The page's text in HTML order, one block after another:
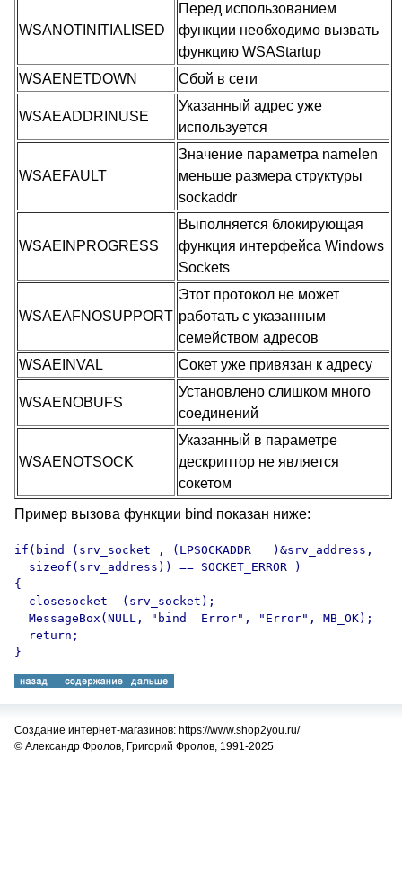
WSANOTINITIALISED
Перед использованием
функции необходимо вызвать
функцию WSAStartup
WSAENETDOWN
Сбой в сети
WSAEADDRINUSE
Указанный адрес уже
используется
WSAEFAULT
Значение параметра namelen
меньше размера структуры
sockaddr
WSAEINPROGRESS
Выполняется блокирующая
функция интерфейса Windows
Sockets
WSAEAFNOSUPPORT
Этот протокол не может
работать с указанным
семейством адресов
WSAEINVAL
Сокет уже привязан к адресу
WSAENOBUFS
Установлено слишком много
соединений
WSAENOTSOCK
Указанный в параметре
дескриптор не является
сокетом
Пример вызова функции bind показан ниже:
if(bind (srv_socket , (LPSOCKADDR   )&srv_address,
  sizeof(srv_address)) == SOCKET_ERROR )
{
  closesocket  (srv_socket);
  MessageBox(NULL, "bind  Error", "Error", MB_OK);
  return;
Создание интернет-магазинов: https://www.shop2you.ru/
© Александр Фролов, Григорий Фролов, 1991-2025